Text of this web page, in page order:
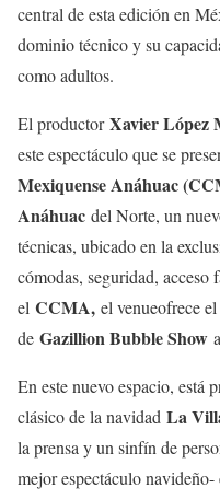
central de esta edición en
dominio técnico y su
como adultos.
El productorXavier López
este espectáculo que se
Mexiquense Anáhuac
Anáhuac del Norte, un
técnicas, ubicado en la
cómodas, seguridad,
el CCMA, el venueofrece
de Gazillion Bubble Show
En este nuevo espacio, está
clásico de la navidad La
la prensa y un sinfín de
mejor espectáculo